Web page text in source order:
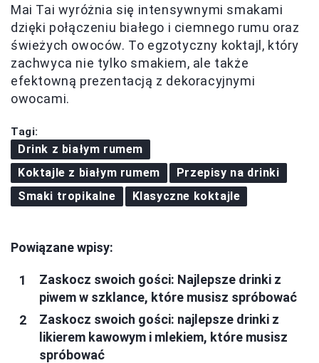
Mai Tai wyróżnia się intensywnymi smakami
dzięki połączeniu białego i ciemnego rumu oraz
świeżych owoców. To egzotyczny koktajl, który
zachwyca nie tylko smakiem, ale także
efektowną prezentacją z dekoracyjnymi
owocami.
Tagi:
Drink z białym rumem
Koktajle z białym rumem
Przepisy na drinki
Smaki tropikalne
Klasyczne koktajle
Powiązane wpisy:
Zaskocz swoich gości: Najlepsze drinki z
piwem w szklance, które musisz spróbować
Zaskocz swoich gości: najlepsze drinki z
likierem kawowym i mlekiem, które musisz
spróbować